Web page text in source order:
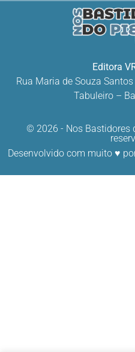
Editora
Rua Maria de Souza
Tabuleiro –
© 2026 - Nos Bastidores
Desenvolvido com muito ♥